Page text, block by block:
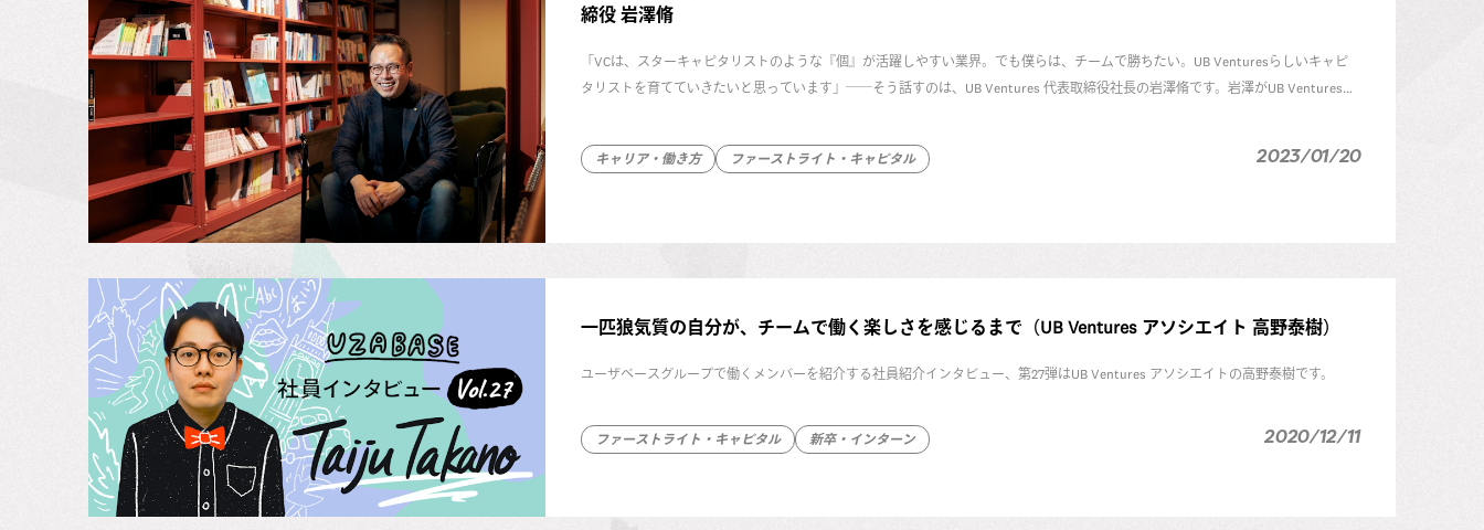
締役 岩澤脩
「VCは、スターキャピタリストのような『個』が活躍しやすい業界。でも僕らは、チームで勝ちたい。UB Venturesらしいキャピ
タリストを育てていきたいと思っています」──そう話すのは、UB Ventures 代表取締役社長の岩澤脩です。岩澤がUB Venturesで
キャリア・働き方 ファーストライト・キャピタル 2023/01/20
一匹狼気質の自分が、チームで働く楽しさを感じるまで（UB Ventures アソシエイト 高野泰樹）
ユーザベースグループで働くメンバーを紹介する社員紹介インタビュー、第27弾はUB Ventures アソシエイトの高野泰樹です。
ファーストライト・キャピタル 新卒・インターン 2020/12/11